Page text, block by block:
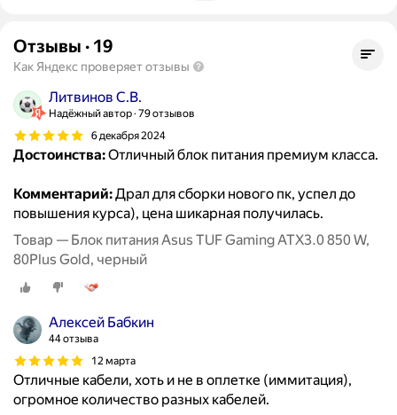
Отзывы · 19
Как Яндекс проверяет отзывы
Литвинов С.В.
Надёжный автор 79 отзывов
6 декабря 2024
Достоинства:Отличный блок питания премиум класса.
Комментарий:Драл для сборки нового пк, успел до
повышения курса), цена шикарная получилась.
Товар — Блок питания Asus TUF Gaming ATX3.0 850 W,
80Plus Gold, черный
Алексей Бабкин
44 отзыва
12 марта
Отличные кабели, хоть и не в оплетке (иммитация),
огромное количество разных кабелей.